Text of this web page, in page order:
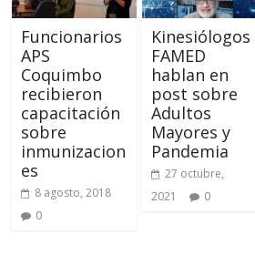
Funcionarios
APS
Coquimbo
recibieron
capacitación
sobre
inmunizacion
es
8 agosto, 2018
0
Kinesiólogos
FAMED
hablan en
post sobre
Adultos
Mayores y
Pandemia
27 octubre,
2021
0